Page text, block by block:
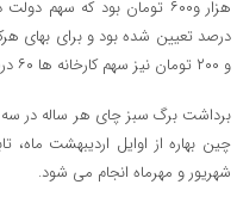
درصد تعیین شده بود و برای بهای
و ۲۰۰ تومان نیز سهم کارخانه ها ۶۰ درصد و سهم دولت ۴۰ درصد بود.
برداشت برگ سبز چای هر ساله در سه
چین بهاره از اوایل اردیبهشت ماه،
شهریور و مهرماه انجام می شود.